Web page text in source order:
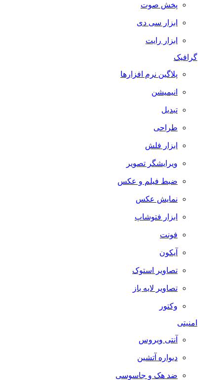
پخش صوت
ابزار سی دی
ابزار رایت
گرافیک
پلاگین نرم افزارها
انیمیشن
تبدیل
طراحی
ابزار فلش
ویرایشگر تصویر
ضبط فيلم و عكس
نمایش عکس
ابزار فتوشاپ
فونت
آیکون
تصاویر استوک
تصاویر لایه باز
وکتور
امنیتی
آنتی ویروس
دیواره آتشین
ضد هک و جاسوسی